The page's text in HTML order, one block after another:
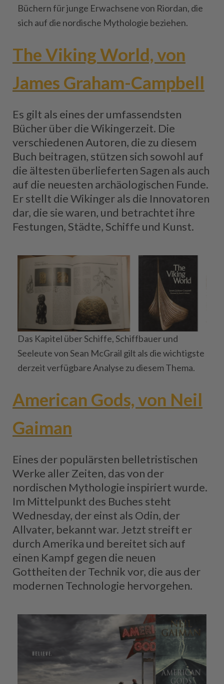
Büchern für junge Erwachsene von Riordan, die
sich auf die nordische Mythologie beziehen.
The Viking World, von
James Graham-Campbell
Es gilt als eines der umfassendsten
Bücher über die Wikingerzeit. Die
verschiedenen Autoren, die zu diesem
Buch beitragen, stützen sich sowohl auf
die ältesten überlieferten Sagen als auch
auf die neuesten archäologischen Funde.
Er stellt die Wikinger als die Innovatoren
dar, die sie waren, und betrachtet ihre
Festungen, Städte, Schiffe und Kunst.
Das Kapitel über Schiffe, Schiffbauer und
Seeleute von Sean McGrail gilt als die wichtigste
derzeit verfügbare Analyse zu diesem Thema.
American Gods, von Neil
Gaiman
Eines der populärsten belletristischen
Werke aller Zeiten, das von der
nordischen Mythologie inspiriert wurde.
Im Mittelpunkt des Buches steht
Wednesday, der einst als Odin, der
Allvater, bekannt war. Jetzt streift er
durch Amerika und bereitet sich auf
einen Kampf gegen die neuen
Gottheiten der Technik vor, die aus der
modernen Technologie hervorgehen.